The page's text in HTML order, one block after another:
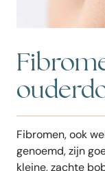
Fibromen, ook
genoemd, zijn
kleine, zachte